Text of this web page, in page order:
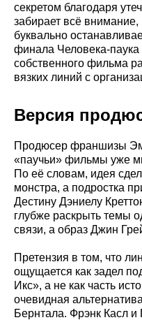
секретом благодаря
забирает всё
буквально
финала Человека-паука
собственного фильма
вязких линий с
Версия
Продюсер франшизы
«паучьи» фильмы уже
По её словам, идея
монстра, а подростка
Дестину Дэниелу
глубже раскрыть темы
связи, а образ Джин
Претензия в том, что
ощущается как задел
Икс», а не как часть
очевидная
Бернтала. Фрэнк Касл